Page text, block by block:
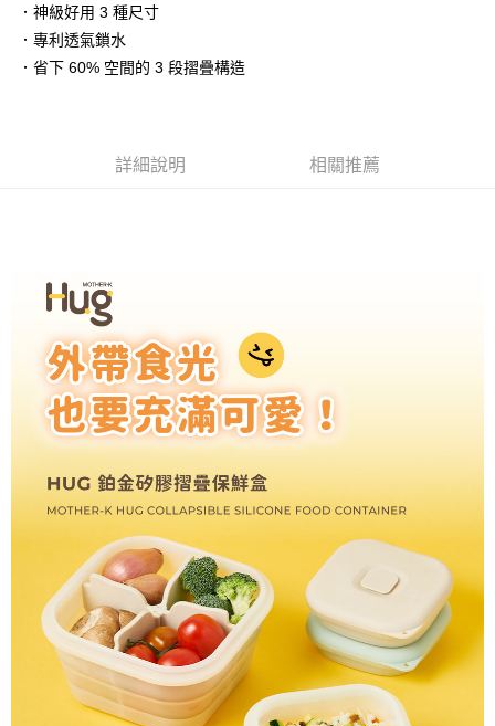
１．透過由恩沛科技股份有限公司提供之「AFTEE先享後付」服務完成之交
易，需依本服務之必要範圍內提供個人資料，並將交易相關給付款項請求債
２．關於個人資料處理事宜，請瀏覽以下網址：
４．使用「AFTEE先享後付」時，將依據個別帳號之用戶狀況，依本公司即
．神級好用 3 種尺寸
．專利透氣鎖水
．省下 60% 空間的 3 段摺疊構造
詳細說明 相關推薦